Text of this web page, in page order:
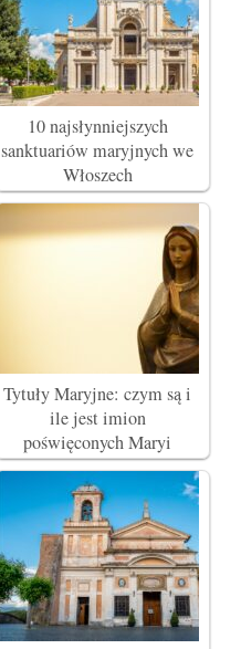
10 najsłynniejszych
sanktuariów maryjnych we
Włoszech
Tytuły Maryjne: czym są i
ile jest imion
poświęconych Maryi